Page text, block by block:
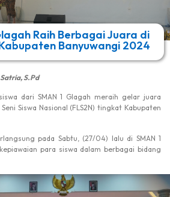
Raih Berbagai Juara di
Banyuwangi 2024
S.Pd
dari SMAN 1 Glagah meraih gelar juara
Siswa Nasional (FLS2N) tingkat Kabupaten
pada Sabtu, (27/04) lalu di SMAN 1
para siswa dalam berbagai bidang